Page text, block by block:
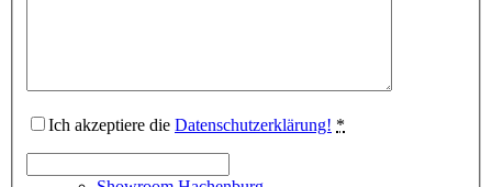
Ich akzeptiere die Datenschutzerklärung! *